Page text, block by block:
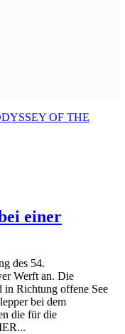
einer
des 54.
Werft an. Die
Richtung offene See
bei dem
die für die